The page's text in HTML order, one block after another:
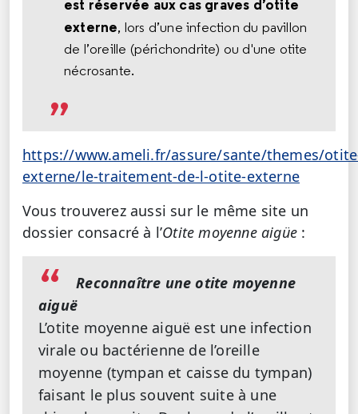
est réservée aux cas graves d’otite
externe, lors d’une infection du pavillon
de l’oreille (périchondrite) ou d'une otite
nécrosante.
https://www.ameli.fr/assure/sante/themes/
externe/le-traitement-de-l-otite-externe
Vous trouverez aussi sur le même site un
dossier consacré à l’Otite moyenne aigüe :
Reconnaître une otite moyenne
aiguë
L’otite moyenne aiguë est une infection
virale ou bactérienne de l’oreille
moyenne (tympan et caisse du tympan)
faisant le plus souvent suite à une